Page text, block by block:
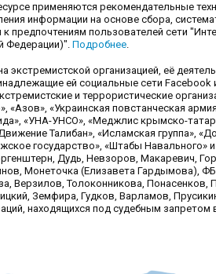
применяются рекомендательные
информации на основе сбора,
предпочтениям пользователей сети
Федерации)". Подробнее.
экстремистской организацией, её
ей социальные сети Facebook
и террористические
«Азов», «Украинская повстанческая
«УНА-УНСО», «Меджлис крымско-
Талибан», «Исламская группа»,
государство», «Штабы Навального»
Дудь, Невзоров, Макаревич,
Монеточка (Елизавета Гардымова),
Верзилов, Толоконникова, Понасенков,
Земфира, Гудков, Варламов,
находящихся под судебным запретом